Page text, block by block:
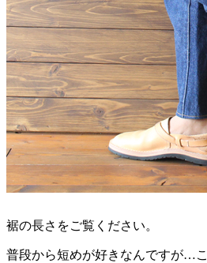
裾の長さをご覧ください。
普段から短めが好きなんですが…